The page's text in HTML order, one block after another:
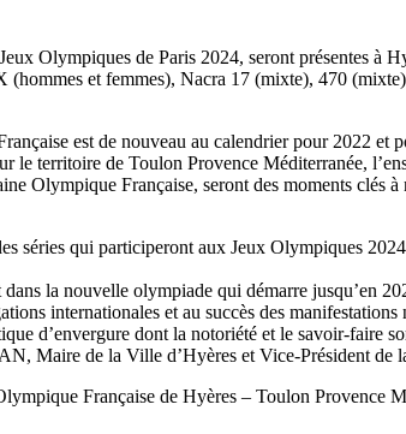
Olympiques de Paris 2024, seront présentes
et femmes), Nacra 17 (mixte), 470
est de nouveau au calendrier pour 2022 et
le territoire de Toulon Provence Méditerranée,
Olympique Française, seront des moments clés
séries qui participeront aux Jeux Olympiques
la nouvelle olympiade qui démarre jusqu’en
internationales et au succès des
d’envergure dont la notoriété et le savoir-faire
Maire de la Ville d’Hyères et Vice-Président de
Française de Hyères – Toulon Provence